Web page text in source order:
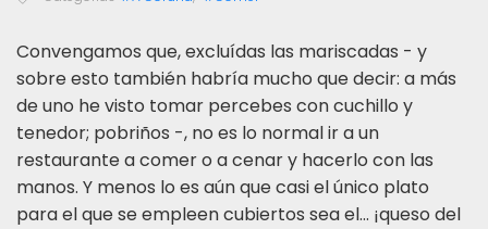
Convengamos que, excluídas las mariscadas - y
sobre esto también habría mucho que decir: a más
de uno he visto tomar percebes con cuchillo y
tenedor; pobriños -, no es lo normal ir a un
restaurante a comer o a cenar y hacerlo con las
manos. Y menos lo es aún que casi el único plato
para el que se empleen cubiertos sea el... ¡queso del